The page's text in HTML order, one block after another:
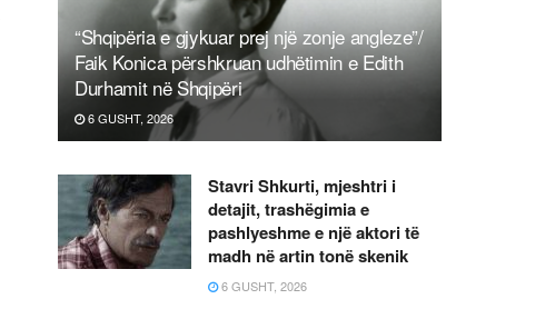
“Shqipëria e gjykuar prej një zonje angleze”/
Faik Konica përshkruan udhëtimin e Edith
Durhamit në Shqipëri
6 GUSHT, 2026
Stavri Shkurti, mjeshtri i
detajit, trashëgimia e
pashlyeshme e një aktori të
madh në artin tonë skenik
6 GUSHT, 2026